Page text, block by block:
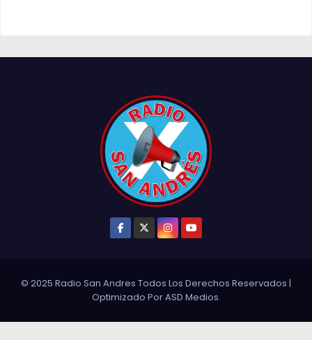
© 2025 Radio San Andres Todos Los Derechos Reservados |
Optimizado PorASD Medios.